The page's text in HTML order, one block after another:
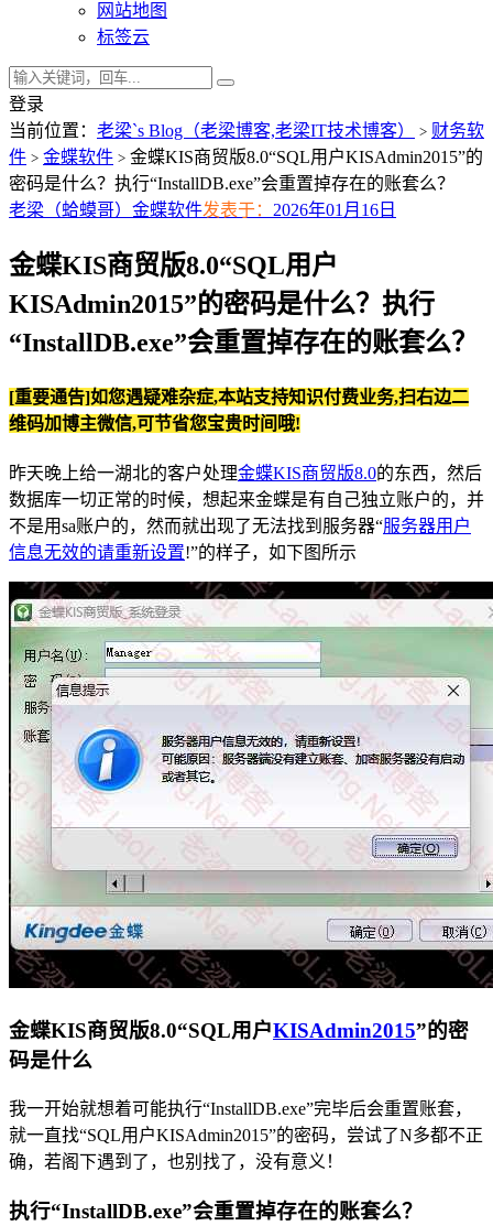
网站地图
标签云
登录
当前位置： 老梁`s Blog（老梁博客,老梁IT技术博客） > 财务软
件 > 金蝶软件 > 金蝶KIS商贸版8.0“SQL用户KISAdmin2015”的
密码是什么？执行“InstallDB.exe”会重置掉存在的账套么？
老梁（蛤蟆哥） 金蝶软件发表于： 2026年01月16日
金蝶KIS商贸版8.0“SQL用户
KISAdmin2015”的密码是什么？执行
“InstallDB.exe”会重置掉存在的账套么？
[重要通告]如您遇疑难杂症,本站支持知识付费业务,扫右边二
维码加博主微信,可节省您宝贵时间哦!
昨天晚上给一湖北的客户处理金蝶KIS商贸版8.0的东西，然后
数据库一切正常的时候，想起来金蝶是有自己独立账户的，并
不是用sa账户的，然而就出现了无法找到服务器“服务器用户
信息无效的请重新设置!”的样子，如下图所示
金蝶KIS商贸版8.0“SQL用户KISAdmin2015”的密
码是什么
我一开始就想着可能执行“InstallDB.exe”完毕后会重置账套，
就一直找“SQL用户KISAdmin2015”的密码，尝试了N多都不正
确，若阁下遇到了，也别找了，没有意义！
执行“InstallDB.exe”会重置掉存在的账套么？